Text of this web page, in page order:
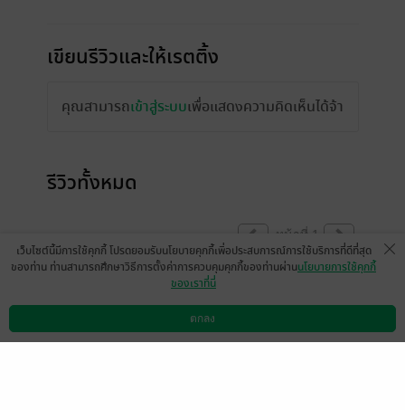
เขียนรีวิวและให้เรตติ้ง
คุณสามารถเข้าสู่ระบบเพื่อแสดงความคิดเห็นได้จ้า
รีวิวทั้งหมด
หน้าที่ 1
ดาวน์โหลดแอป วิธีการใช้งาน ติดต่อเรา
เว็บไซต์นี้มีการใช้คุกกี้ โปรดยอมรับนโยบายคุกกี้เพื่อประสบการณ์การใช้บริการที่ดีที่สุด
ของท่าน ท่านสามารถศึกษาวิธีการตั้งค่าการควบคุมคุกกี้ของท่านผ่านนโยบายการใช้คุกกี้
ของเราที่นี่
ตกลง